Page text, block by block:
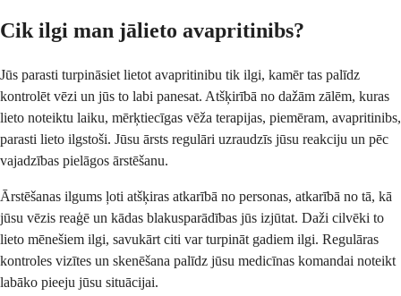
Cik ilgi man jālieto avapritinibs?
Jūs parasti turpināsiet lietot avapritinibu tik ilgi, kamēr tas palīdz
kontrolēt vēzi un jūs to labi panesat. Atšķirībā no dažām zālēm, kuras
lieto noteiktu laiku, mērķtiecīgas vēža terapijas, piemēram, avapritinibs,
parasti lieto ilgstoši. Jūsu ārsts regulāri uzraudzīs jūsu reakciju un pēc
vajadzības pielāgos ārstēšanu.
Ārstēšanas ilgums ļoti atšķiras atkarībā no personas, atkarībā no tā, kā
jūsu vēzis reaģē un kādas blakusparādības jūs izjūtat. Daži cilvēki to
lieto mēnešiem ilgi, savukārt citi var turpināt gadiem ilgi. Regulāras
kontroles vizītes un skenēšana palīdz jūsu medicīnas komandai noteikt
labāko pieeju jūsu situācijai.